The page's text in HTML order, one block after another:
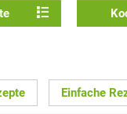
Einfache